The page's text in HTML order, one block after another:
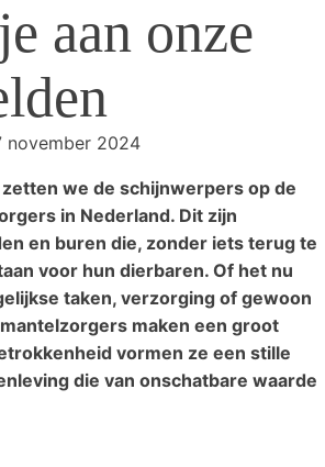
aan onze
november 2024
we de schijnwerpers op de
in Nederland. Dit zijn
en buren die, zonder iets terug te
voor hun dierbaren. Of het nu
taken, verzorging of gewoon
maken een groot
vormen ze een stille
die van onschatbare waarde